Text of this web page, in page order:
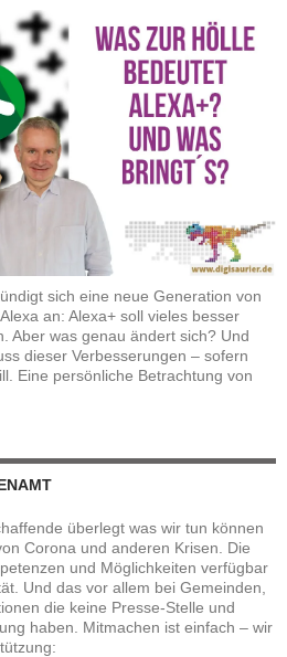
sich eine neue Generation von
an: Alexa+ soll vieles besser
Aber was genau ändert sich? Und
dieser Verbesserungen – sofern
Eine persönliche Betrachtung von
überlegt was wir tun können
Corona und anderen Krisen. Die
und Möglichkeiten verfügbar
Und das vor allem bei Gemeinden,
die keine Presse-Stelle und
haben. Mitmachen ist einfach – wir